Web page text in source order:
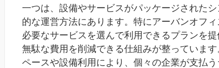
一つは、設備やサービスがパッケージされた
的な運営方法にあります。特にアーバンオフ
必要なサービスを選んで利用できるプランを
無駄な費用を削減できる仕組みが整っていま
ペースや設備利用により、個々の企業が支払